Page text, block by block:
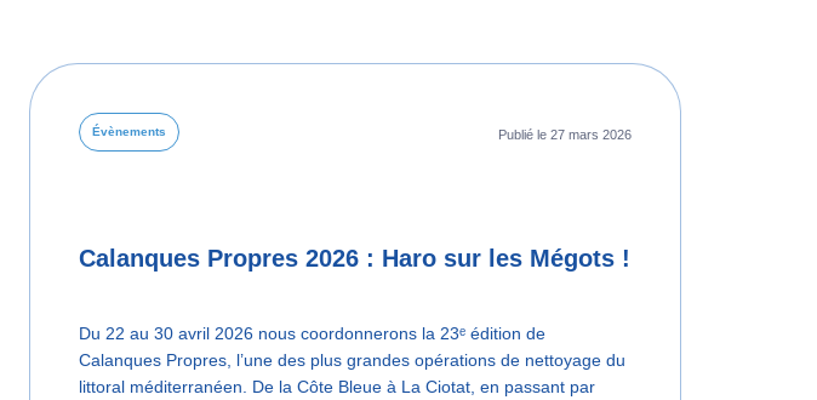
Évènements Publié le 27 mars 2026
Calanques Propres 2026 : Haro sur les Mégots !
Du 22 au 30 avril 2026 nous coordonnerons la 23ᵉ édition de
Calanques Propres, l’une des plus grandes opérations de nettoyage du
littoral méditerranéen. De la Côte Bleue à La Ciotat, en passant par